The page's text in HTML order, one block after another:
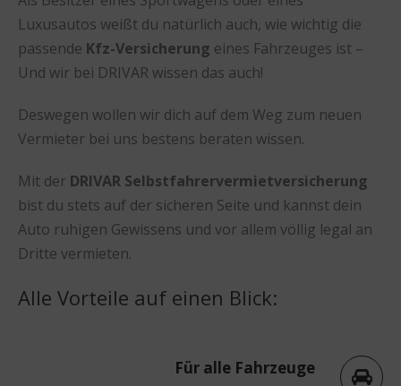
Luxusautos weißt du natürlich auch, wie wichtig die
passende Kfz-Versicherung eines Fahrzeuges ist –
Und wir bei DRIVAR wissen das auch!
Deswegen wollen wir dich auf dem Weg zum neuen
Vermieter bei uns bestens beraten wissen.
Mit der DRIVAR Selbstfahrervermietversicherung
bist du stets auf der sicheren Seite und kannst dein
Auto ruhigen Gewissens und vor allem völlig legal an
Dritte vermieten.
Alle Vorteile auf einen Blick:
Für alle Fahrzeuge